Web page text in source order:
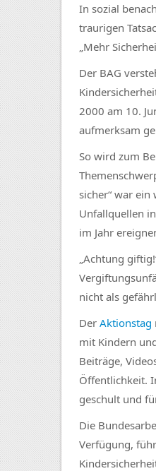
In sozial
traurigen
„Mehr
Der BAG
2000 am 10.
aufmerksam
So wird zum
sicher“ war
Unfallquellen
im Jahr
„Achtung
nicht als
Der Aktionstag
mit Kindern
Beiträge,
Öffentlichkeit.
geschult und
Die
Verfügung,